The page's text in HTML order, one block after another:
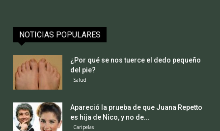
NOTICIAS POPULARES
¿Por qué se nos tuerce el dedo pequeño
del pie?
Salud
Apareció la prueba de que Juana Repetto
es hija de Nico, y no de...
Caripelas